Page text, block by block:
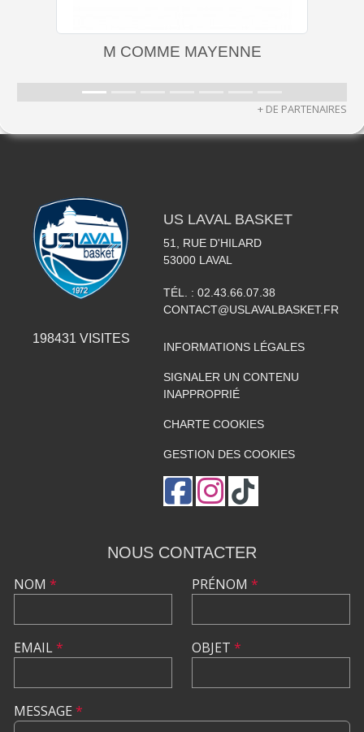
M COMME MAYENNE
+ DE PARTENAIRES
198431 VISITES
US LAVAL BASKET
51, RUE D'HILARD
53000 LAVAL
TÉL. : 02.43.66.07.38
CONTACT@USLAVALBASKET.FR
INFORMATIONS LÉGALES
SIGNALER UN CONTENU
INAPPROPRIÉ
CHARTE COOKIES
GESTION DES COOKIES
NOUS CONTACTER
NOM *
EMAIL*
PRÉNOM *
OBJET *
MESSAGE *